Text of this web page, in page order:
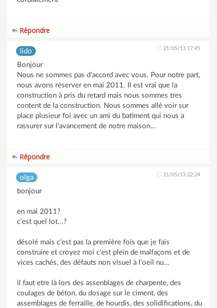
Répondre
lido 21/05/13 17:45
Bonjour
Nous ne sommes pas d'accord avec vous. Pour notre part,
nous avons réserver en mai 2011. Il est vrai que la
construction à pris du retard mais nous sommes tres
content de la construction. Nous sommes allé voir sur
place plusieur foi avec un ami du batiment qui nous a
rassurer sur l'avancement de notre maison...
Répondre
olga 21/05/13 22:24
bonjour
en mai 2011?
c'est quel lot...?
désolé mais c'est pas la première fois que je fais
construire et croyez moi c'est plein de malfaçons et de
vices cachés, des défauts non visuel à l'oeil nu...
il faut etre là lors des assenblages de charpente, des
coulages de béton, du dosage sur le ciment, des
assemblages de ferraille, de hourdis, des solidifications, du